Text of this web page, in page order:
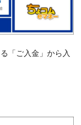
「ご入金」から入